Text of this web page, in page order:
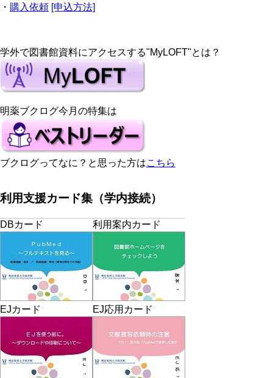
・ 購入依頼 [申込方法]
学外で図書館資料にアクセスする"MyLOFT"とは？
明薬ブクログ今月の特集は
ブクログってなに？と思った方はこちら
利用支援カード集（学内接続）
DBカード 利用案内カード
EJカード EJ応用カード